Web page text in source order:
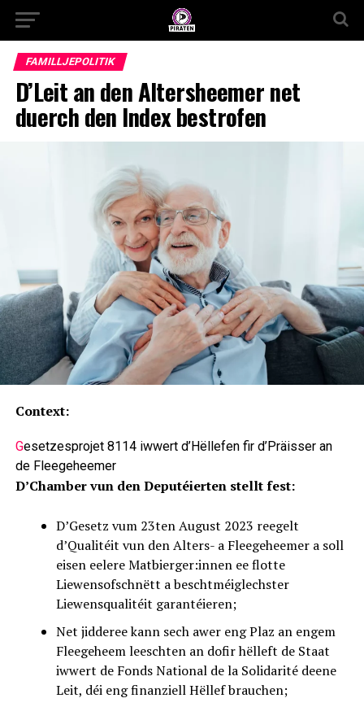
FAMILLJEPOLITIK
D’Leit an den Altersheemer net
duerch den Index bestrofen
Context:
Gesetzesprojet 8114 iwwert d’Hëllefen fir d’Präisser an
de Fleegeheemer
D’Chamber vun den Deputéierten stellt fest:
D’Gesetz vum 23ten August 2023 reegelt
d’Qualitéit vun den Alters- a Fleegeheemer a soll
eisen eelere Matbierger:innen ee flotte
Liewensofschnëtt a beschtméiglechster
Liewensqualitéit garantéieren;
Net jidderee kann sech awer eng Plaz an engem
Fleegeheem leeschten an dofir hëlleft de Staat
iwwert de Fonds National de la Solidarité deene
Leit, déi eng finanziell Hëllef brauchen;